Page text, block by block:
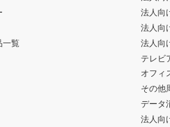
覧
法人向
法人向
法人向
テレビ
オフィ
その他
データ
法人向